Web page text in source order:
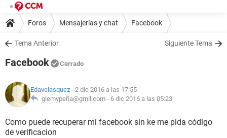
Foros Mensajerías y chat Facebook
Tema Anterior Siguiente Tema
Facebook Cerrado
Edavelasquez - 2 dic 2016 a las 17:55
glemypeña@gmil.com - 6 dic 2016 a las 05:23
Como puede recuperar mi facebook sin ke me pida código
de verificacion